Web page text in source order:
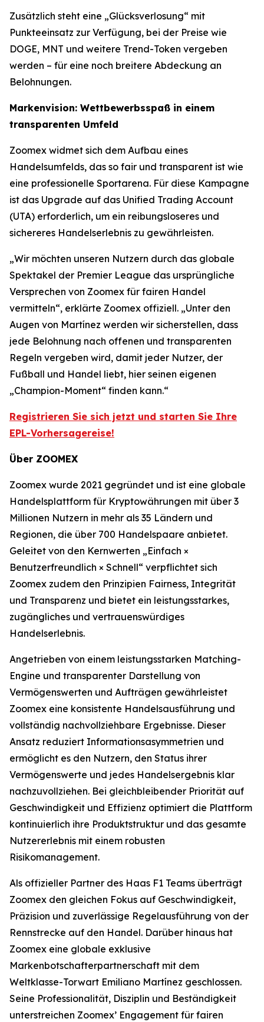
Zusätzlich steht eine „Glücksverlosung“ mit
Punkteeinsatz zur Verfügung, bei der Preise wie
DOGE, MNT und weitere Trend-Token vergeben
werden – für eine noch breitere Abdeckung an
Belohnungen.
Markenvision: Wettbewerbsspaß in einem
transparenten Umfeld
Zoomex widmet sich dem Aufbau eines
Handelsumfelds, das so fair und transparent ist wie
eine professionelle Sportarena. Für diese Kampagne
ist das Upgrade auf das Unified Trading Account
(UTA) erforderlich, um ein reibungsloseres und
sichereres Handelserlebnis zu gewährleisten.
„Wir möchten unseren Nutzern durch das globale
Spektakel der Premier League das ursprüngliche
Versprechen von Zoomex für fairen Handel
vermitteln“, erklärte Zoomex offiziell. „Unter den
Augen von Martínez werden wir sicherstellen, dass
jede Belohnung nach offenen und transparenten
Regeln vergeben wird, damit jeder Nutzer, der
Fußball und Handel liebt, hier seinen eigenen
„Champion-Moment“ finden kann.“
Registrieren Sie sich jetzt und starten Sie Ihre
EPL-Vorhersagereise!
Über ZOOMEX
Zoomex wurde 2021 gegründet und ist eine globale
Handelsplattform für Kryptowährungen mit über 3
Millionen Nutzern in mehr als 35 Ländern und
Regionen, die über 700 Handelspaare anbietet.
Geleitet von den Kernwerten „Einfach ×
Benutzerfreundlich × Schnell“ verpflichtet sich
Zoomex zudem den Prinzipien Fairness, Integrität
und Transparenz und bietet ein leistungsstarkes,
zugängliches und vertrauenswürdiges
Handelserlebnis.
Angetrieben von einem leistungsstarken Matching-
Engine und transparenter Darstellung von
Vermögenswerten und Aufträgen gewährleistet
Zoomex eine konsistente Handelsausführung und
vollständig nachvollziehbare Ergebnisse. Dieser
Ansatz reduziert Informationsasymmetrien und
ermöglicht es den Nutzern, den Status ihrer
Vermögenswerte und jedes Handelsergebnis klar
nachzuvollziehen. Bei gleichbleibender Priorität auf
Geschwindigkeit und Effizienz optimiert die Plattform
kontinuierlich ihre Produktstruktur und das gesamte
Nutzererlebnis mit einem robusten
Risikomanagement.
Als offizieller Partner des Haas F1 Teams überträgt
Zoomex den gleichen Fokus auf Geschwindigkeit,
Präzision und zuverlässige Regelausführung von der
Rennstrecke auf den Handel. Darüber hinaus hat
Zoomex eine globale exklusive
Markenbotschafterpartnerschaft mit dem
Weltklasse-Torwart Emiliano Martínez geschlossen.
Seine Professionalität, Disziplin und Beständigkeit
unterstreichen Zoomex’ Engagement für fairen